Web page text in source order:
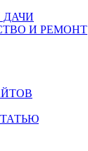
И РЕМОНТ